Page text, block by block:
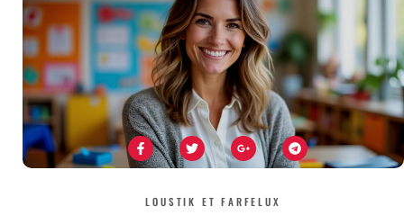
F
a
c
e
o
T
w
i
t
r
G
o
o
g
-
T
e
l
e
LOUSTIK ET FARFELUX